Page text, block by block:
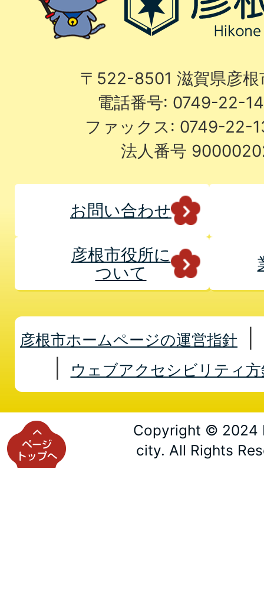
〒522-8501 滋賀県彦
電話番号: 0749-22-
ファックス: 0749-22-
法人番号
お問い合わせ
彦根市役所に
ついて
彦根市ホームページの運営指針
ウェブアクセシビリティ方
Copyright © 2024
city. All Rights